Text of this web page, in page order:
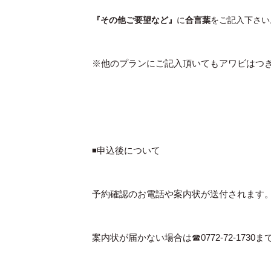
『その他ご要望など』 に合言葉をご記入下さい
※他のプランにご記入頂いてもアワビはつ
◾️申込後について
予約確認のお電話や案内状が送付されます。
案内状が届かない場合は☎︎0772-72-1730ま